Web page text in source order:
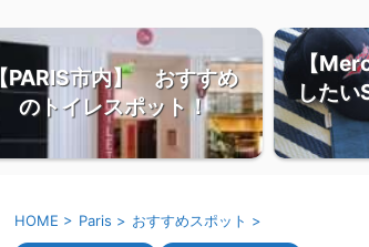
【PARIS市内】 おすすめ
のトイレスポット！
【
したい
HOME > Paris > おすすめスポット >